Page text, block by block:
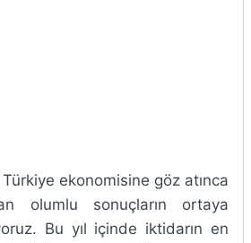
Türkiye ekonomisine göz atınca
olumlu sonuçların ortaya
Bu yıl içinde iktidarın en